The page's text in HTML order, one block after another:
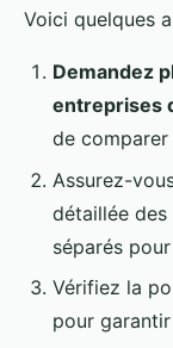
Voici quelques
Demandez
entreprises
de
Assurez-
détaillée
séparés
Vérifiez la
pour